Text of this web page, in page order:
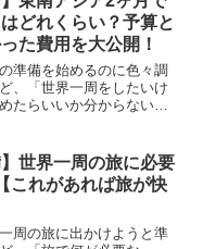
どれくらい？予算と
た費用を大公開！
準備を始めるのに色々調
、「世界一周をしたいけ
たらいいか分からない」
年に2ヶ月で東南アジアを旅
】世界一周の旅に必要
これがあれば旅が快
周の旅に出かけようと準